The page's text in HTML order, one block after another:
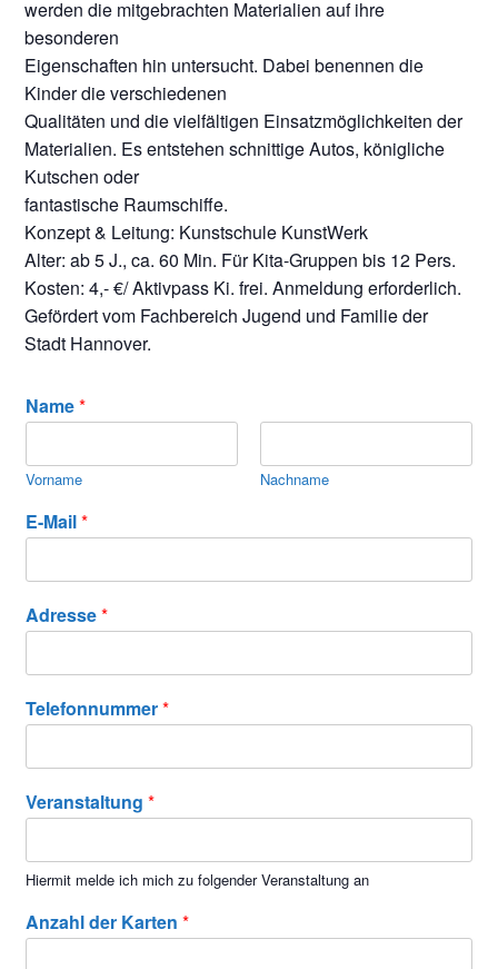
werden die mitgebrachten Materialien auf ihre
besonderen
Eigenschaften hin untersucht. Dabei benennen die
Kinder die verschiedenen
Qualitäten und die vielfältigen Einsatzmöglichkeiten der
Materialien. Es entstehen schnittige Autos, königliche
Kutschen oder
fantastische Raumschiffe.
Konzept & Leitung: Kunstschule KunstWerk
Alter: ab 5 J., ca. 60 Min. Für Kita-Gruppen bis 12 Pers.
Kosten: 4,- €/ Aktivpass Ki. frei. Anmeldung erforderlich.
Gefördert vom Fachbereich Jugend und Familie der
Stadt Hannover.
Name*
Vorname Nachname
E-Mail*
Adresse*
Telefonnummer*
Veranstaltung*
Hiermit melde ich mich zu folgender Veranstaltung an
Anzahl der Karten*